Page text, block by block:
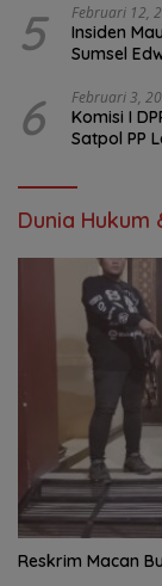
5 Februari 12,
Insiden
Sumsel
6 Februari 3,
Komisi I
Satpol PP
Dunia Hukum
Reskrim Macan